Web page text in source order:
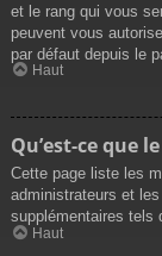
et le rang qui vous
peuvent vous
par défaut depuis le
Haut
Qu’est-ce que
Cette page liste les
administrateurs et
supplémentaires tels
Haut